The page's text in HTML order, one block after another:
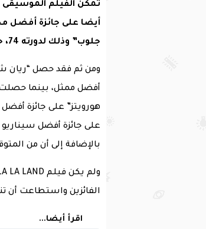
أيضا على جائزة أفضل
جلوب” وذلك لدورته 74، حيث أنة قد نظم من خلال رابطة هوليوود للصحافة الأجنبية .
أفضل ممثل، بينما
هورويتز” على جائزة
بالإضافة إلى أن من
الفائزين واستطاعت أن
اقرأ أيضا...